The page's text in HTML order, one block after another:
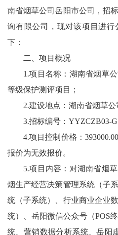
南省烟草公司岳阳市公司，招
询有限公司，现对该项目进
下：
二、项目概况
1.项目名称：湖南省烟草
等级保护测评项目；
2.建设地点：湖南省烟草公
3.招标编号：YYZCZB03-
4.项目控制价格：
报价为无效报价。
5.项目内容：对湖南省烟
烟生产经营决策管理系统（子
统（子系统）、行业商业企业
统）、岳阳微信公众号（POS
统、营销数据分析系统、岳阳